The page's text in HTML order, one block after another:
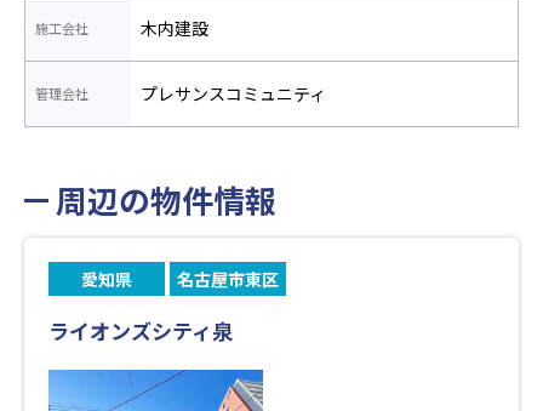
施工会社 木内建設
管理会社 プレサンスコミュニティ
周辺の物件情報
愛知県 名古屋市東区
ライオンズシティ泉